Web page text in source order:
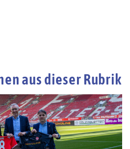
aus dieser Rubrik